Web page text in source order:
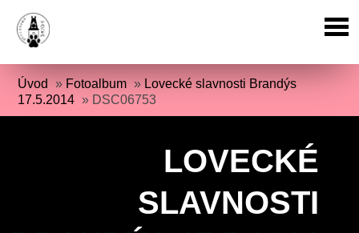
Úvod » Fotoalbum » Lovecké slavnosti Brandýs
17.5.2014 » DSC06753
LOVECKÉ
SLAVNOSTI